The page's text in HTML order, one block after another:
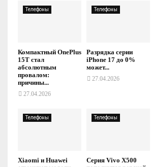
Телефоны
Компактный OnePlus
15T стал
абсолютным
провалом:
причины...
27.04.2026
Телефоны
Разрядка серии
iPhone 17 до 0%
может...
27.04.2026
Телефоны
Xiaomi и Huawei
Телефоны
Серия Vivo X500